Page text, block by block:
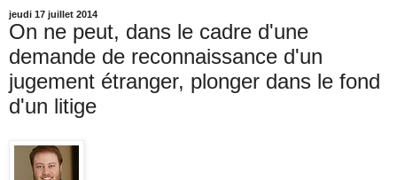
jeudi 17 juillet 2014
On ne peut, dans le cadre d'une
demande de reconnaissance d'un
jugement étranger, plonger dans le fond
d'un litige